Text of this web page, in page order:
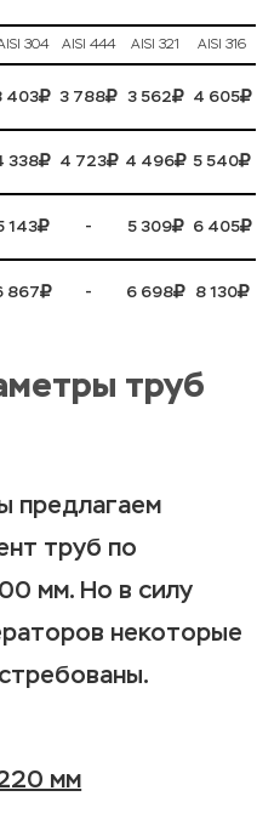
304 AISI 444 AISI 321 AISI 316
403 3 788 3 562 4 605
338 4 723 4 496 5 540
143 - 5 309 6 405
867 - 6 698 8 130
труб
предлагаем
труб по
мм. Но в силу
некоторые
мм